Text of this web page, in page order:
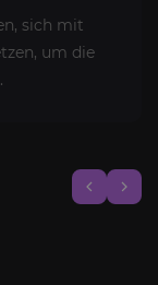
sich mit
um die